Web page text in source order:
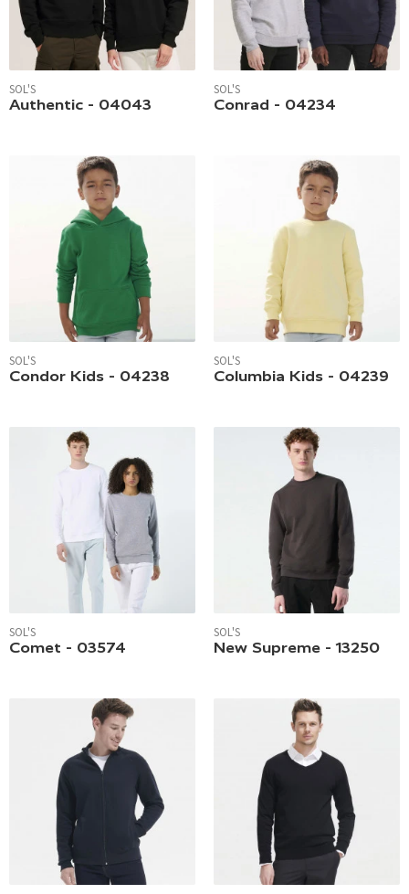
SOL'S
Authentic - 04043
SOL'S
Conrad - 04234
SOL'S
Condor Kids - 04238
SOL'S
Columbia Kids - 04239
SOL'S
Comet - 03574
SOL'S
New Supreme - 13250